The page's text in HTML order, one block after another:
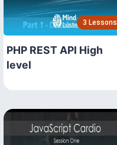
3 Lessons
PHP REST API High
level